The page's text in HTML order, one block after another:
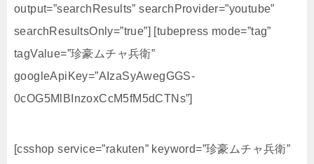
output=”searchResults” searchProvider=”youtube”
searchResultsOnly=”true”] [tubepress mode=”tag”
tagValue=”珍豪ムチャ兵衛”
googleApiKey=”AIzaSyAwegGGS-
0cOG5MlBInzoxCcM5fM5dCTNs”]
[csshop service=”rakuten” keyword=”珍豪ムチャ兵衛”